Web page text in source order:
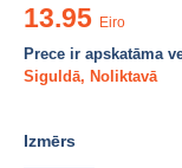
13.95 Eiro
Prece ir apskatāma
Siguldā, Noliktavā
Izmērs